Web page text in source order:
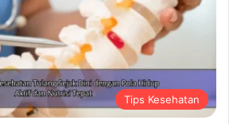
Tips Kesehatan